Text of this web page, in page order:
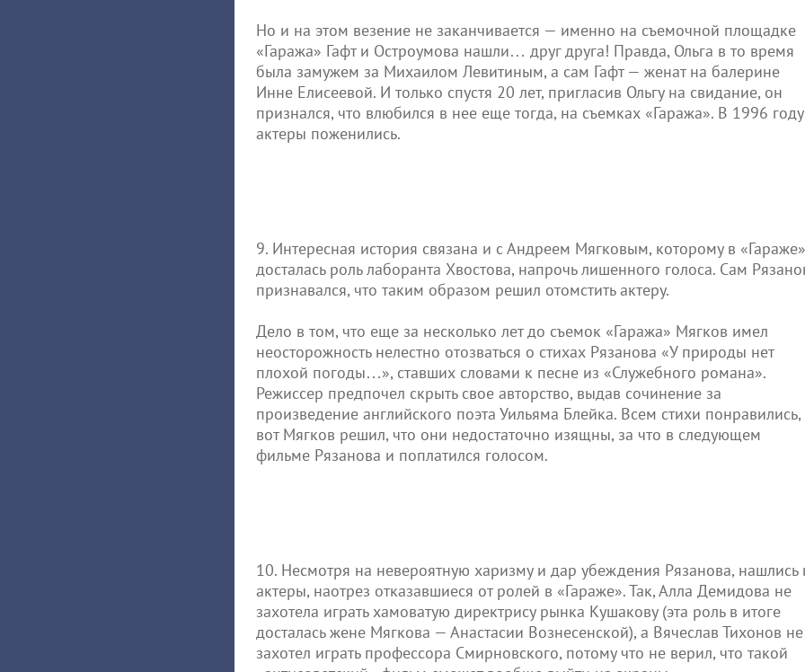
Но и на этом везение не заканчивается — именно на съемочной площадке
«Гаража» Гафт и Остроумова нашли… друг друга! Правда, Ольга в то время
была замужем за Михаилом Левитиным, а сам Гафт — женат на балерине
Инне Елисеевой. И только спустя 20 лет, пригласив Ольгу на свидание, он
признался, что влюбился в нее еще тогда, на съемках «Гаража». В 1996 году
актеры поженились.
9. Интересная история связана и с Андреем Мягковым, которому в «Гараже»
досталась роль лаборанта Хвостова, напрочь лишенного голоса. Сам
признавался, что таким образом решил отомстить актеру.
Дело в том, что еще за несколько лет до съемок «Гаража» Мягков имел
неосторожность нелестно отозваться о стихах Рязанова «У природы нет
плохой погоды…», ставших словами к песне из «Служебного романа».
Режиссер предпочел скрыть свое авторство, выдав сочинение за
произведение английского поэта Уильяма Блейка. Всем стихи понравились,
вот Мягков решил, что они недостаточно изящны, за что в следующем
фильме Рязанова и поплатился голосом.
10. Несмотря на невероятную харизму и дар убеждения Рязанова, нашлись
актеры, наотрез отказавшиеся от ролей в «Гараже». Так, Алла Демидова не
захотела играть хамоватую директрису рынка Кушакову (эта роль в итоге
досталась жене Мягкова — Анастасии Вознесенской), а Вячеслав Тихонов не
захотел играть профессора Смирновского, потому что не верил, что такой